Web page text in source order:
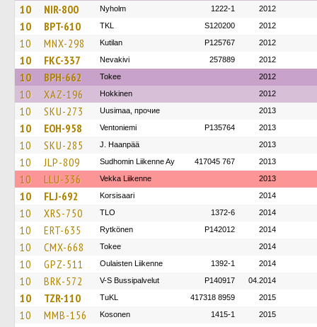
10 NIR-800 Nyholm 1222-1 2012
10 BPT-610 TKL S120200 2012
10 MNX-298 Kutilan P125767 2012
10 FKC-337 Nevakivi 257889 2012
10 BPH-662 Tokee 2012
10 XAZ-196 Hokkinen 2012
10 SKU-273 Uusimaa, прочие 2013
10 EOH-958 Ventoniemi P135764 2013
10 SKU-285 J. Haanpää 2013
10 JLP-809 Sudhomin Liikenne Ay 417045 767 2013
10 LLU-336 Vekka Liikenne 2013
10 FLJ-692 Korsisaari 2014
10 XRS-750 TLO 1372-6 2014
10 ERT-635 Rytkönen P142012 2014
10 CMX-668 Tokee 2014
10 GPZ-511 Oulaisten Liikenne 1392-1 2014
10 BRK-572 V-S Bussipalvelut P140917 04.2014
10 TZR-110 TuKL 417318 8959 2015
10 MMB-156 Kosonen 1415-1 2015